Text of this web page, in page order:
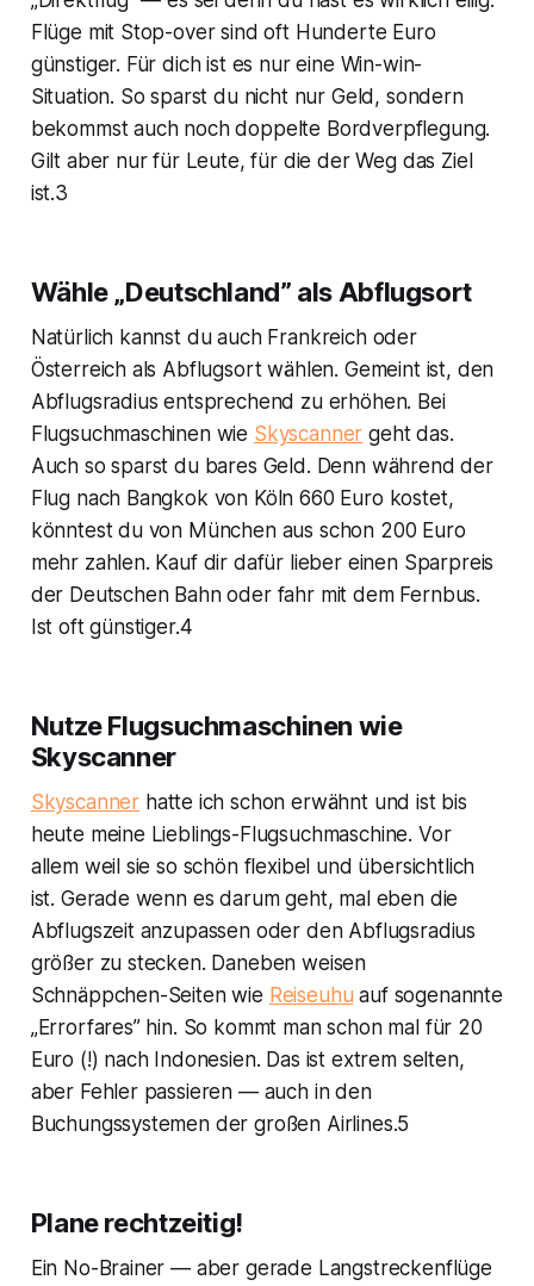
Flüge mit Stop-over sind oft Hunderte Euro
günstiger. Für dich ist es nur eine Win-win-
Situation. So sparst du nicht nur Geld, sondern
bekommst auch noch doppelte Bordverpflegung.
Gilt aber nur für Leute, für die der Weg das Ziel
ist.3
Wähle „Deutschland” als Abflugsort
Natürlich kannst du auch Frankreich oder
Österreich als Abflugsort wählen. Gemeint ist, den
Abflugsradius entsprechend zu erhöhen. Bei
Flugsuchmaschinen wie Skyscanner geht das.
Auch so sparst du bares Geld. Denn während der
Flug nach Bangkok von Köln 660 Euro kostet,
könntest du von München aus schon 200 Euro
mehr zahlen. Kauf dir dafür lieber einen Sparpreis
der Deutschen Bahn oder fahr mit dem Fernbus.
Ist oft günstiger.4
Nutze Flugsuchmaschinen wie
Skyscanner
Skyscanner hatte ich schon erwähnt und ist bis
heute meine Lieblings-Flugsuchmaschine. Vor
allem weil sie so schön flexibel und übersichtlich
ist. Gerade wenn es darum geht, mal eben die
Abflugszeit anzupassen oder den Abflugsradius
größer zu stecken. Daneben weisen
Schnäppchen-Seiten wie Reiseuhu auf sogenannte
„Errorfares” hin. So kommt man schon mal für 20
Euro (!) nach Indonesien. Das ist extrem selten,
aber Fehler passieren — auch in den
Buchungssystemen der großen Airlines.5
Plane rechtzeitig!
Ein No-Brainer — aber gerade Langstreckenflüge